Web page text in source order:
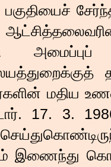
பகுதியைச்
மதிய
17. 3.
இணைந்து